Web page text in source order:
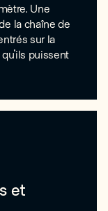
Une
la chaîne de
sur la
puissent
et